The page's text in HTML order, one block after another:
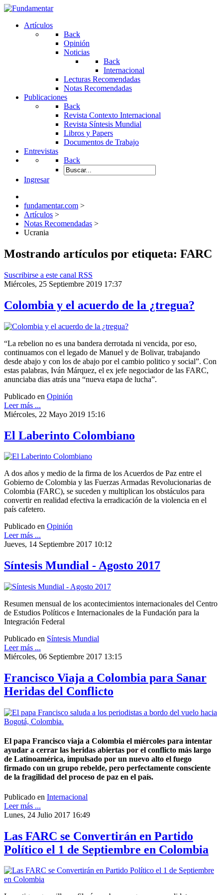
Artículos
Back
Opinión
Noticias
Back
Internacional
Lecturas Recomendadas
Notas Recomendadas
Publicaciones
Back
Revista Contexto Internacional
Revista Síntesis Mundial
Libros y Papers
Documentos de Trabajo
Entrevistas
Back
Ingresar
fundamentar.com >
Artículos >
Notas Recomendadas >
Ucrania
Mostrando artículos por etiqueta: FARC
Suscribirse a este canal RSS
Miércoles, 25 Septiembre 2019 17:37
Colombia y el acuerdo de la ¿tregua?
“La rebelion no es una bandera derrotada ni vencida, por eso,
continuamos con el legado de Manuel y de Bolivar, trabajando
desde abajo y con los de abajo por el cambio politico y social”. Con
estas palabras, Iván Márquez, el ex jefe negociador de las FARC,
anunciaba dias atrás una “nueva etapa de lucha”.
Publicado en Opinión
Leer más ...
Miércoles, 22 Mayo 2019 15:16
El Laberinto Colombiano
A dos años y medio de la firma de los Acuerdos de Paz entre el
Gobierno de Colombia y las Fuerzas Armadas Revolucionarias de
Colombia (FARC), se suceden y multiplican los obstáculos para
convertir en realidad efectiva la erradicación de la violencia en el
país cafetero.
Publicado en Opinión
Leer más ...
Jueves, 14 Septiembre 2017 10:12
Síntesis Mundial - Agosto 2017
Resumen mensual de los acontecimientos internacionales del Centro
de Estudios Políticos e Internacionales de la Fundación para la
Integración Federal
Publicado en Síntesis Mundial
Leer más ...
Miércoles, 06 Septiembre 2017 13:15
Francisco Viaja a Colombia para Sanar
Heridas del Conflicto
El papa Francisco viaja a Colombia el miércoles para intentar
ayudar a cerrar las heridas abiertas por el conflicto más largo
de Latinoamérica, impulsado por un nuevo alto el fuego
firmado con un grupo rebelde, pero perfectamente consciente
de la fragilidad del proceso de paz en el país.
Publicado en Internacional
Leer más ...
Lunes, 24 Julio 2017 16:49
Las FARC se Convertirán en Partido
Político el 1 de Septiembre en Colombia